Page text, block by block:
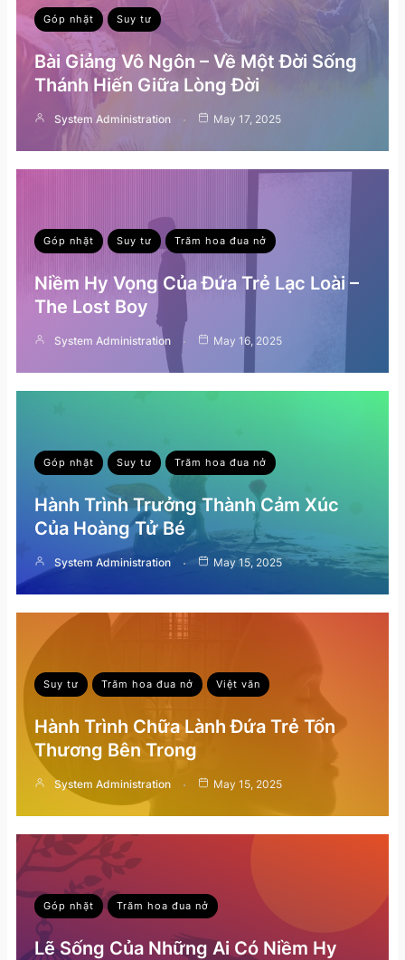
Góp nhặt Suy tư
Bài Giảng Vô Ngôn – Về Một Đời Sống
Thánh Hiến Giữa Lòng Đời
System Administration May 17, 2025
Góp nhặt Suy tư Trăm hoa đua nở
Niềm Hy Vọng Của Đứa Trẻ Lạc Loài –
The Lost Boy
System Administration May 16, 2025
Góp nhặt Suy tư Trăm hoa đua nở
Hành Trình Trưởng Thành Cảm Xúc
Của Hoàng Tử Bé
System Administration May 15, 2025
Suy tư Trăm hoa đua nở Việt văn
Hành Trình Chữa Lành Đứa Trẻ Tổn
Thương Bên Trong
System Administration May 15, 2025
Góp nhặt Trăm hoa đua nở
Lẽ Sống Của Những Ai Có Niềm Hy